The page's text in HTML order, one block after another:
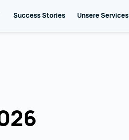
sub navigation
Success Stories Unsere Services